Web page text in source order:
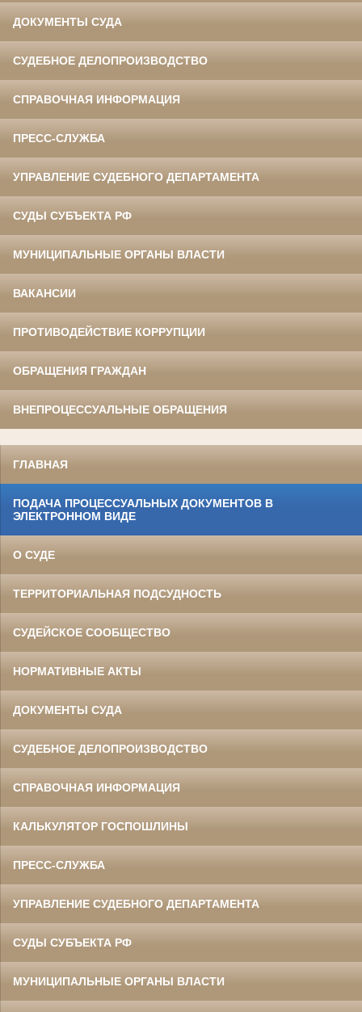
ДОКУМЕНТЫ СУДА
СУДЕБНОЕ ДЕЛОПРОИЗВОДСТВО
СПРАВОЧНАЯ ИНФОРМАЦИЯ
ПРЕСС-СЛУЖБА
УПРАВЛЕНИЕ СУДЕБНОГО ДЕПАРТАМЕНТА
СУДЫ СУБЪЕКТА РФ
МУНИЦИПАЛЬНЫЕ ОРГАНЫ ВЛАСТИ
ВАКАНСИИ
ПРОТИВОДЕЙСТВИЕ КОРРУПЦИИ
ОБРАЩЕНИЯ ГРАЖДАН
ВНЕПРОЦЕССУАЛЬНЫЕ ОБРАЩЕНИЯ
ГЛАВНАЯ
ПОДАЧА ПРОЦЕССУАЛЬНЫХ ДОКУМЕНТОВ В
ЭЛЕКТРОННОМ ВИДЕ
О СУДЕ
ТЕРРИТОРИАЛЬНАЯ ПОДСУДНОСТЬ
СУДЕЙСКОЕ СООБЩЕСТВО
НОРМАТИВНЫЕ АКТЫ
ДОКУМЕНТЫ СУДА
СУДЕБНОЕ ДЕЛОПРОИЗВОДСТВО
СПРАВОЧНАЯ ИНФОРМАЦИЯ
КАЛЬКУЛЯТОР ГОСПОШЛИНЫ
ПРЕСС-СЛУЖБА
УПРАВЛЕНИЕ СУДЕБНОГО ДЕПАРТАМЕНТА
СУДЫ СУБЪЕКТА РФ
МУНИЦИПАЛЬНЫЕ ОРГАНЫ ВЛАСТИ